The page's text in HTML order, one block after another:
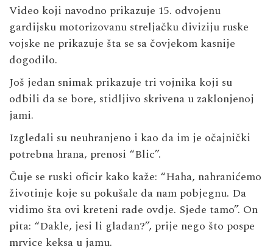
Video koji navodno prikazuje 15. odvojenu
gardijsku motorizovanu streljačku diviziju ruske
vojske ne prikazuje šta se sa čovjekom kasnije
dogodilo.
Još jedan snimak prikazuje tri vojnika koji su
odbili da se bore, stidljivo skrivena u zaklonjenoj
jami.
Izgledali su neuhranjeno i kao da im je očajnički
potrebna hrana, prenosi “Blic”.
Čuje se ruski oficir kako kaže: “Haha, nahranićemo
životinje koje su pokušale da nam pobjegnu. Da
vidimo šta ovi kreteni rade ovdje. Sjede tamo”. On
pita: “Dakle, jesi li gladan?”, prije nego što pospe
mrvice keksa u jamu.